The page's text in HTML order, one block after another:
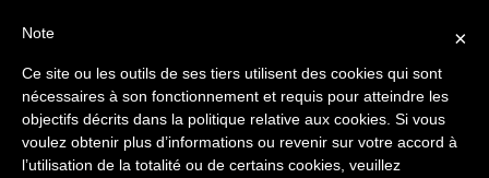
DÉCOUVREZ NOSSERVICES
×
Note
Ce site ou les outils de ses tiers utilisent des cookies qui sont
nécessaires à son fonctionnement et requis pour atteindre les
objectifs décrits dans la politique relative aux cookies. Si vous
voulez obtenir plus d’informations ou revenir sur votre accord à
l’utilisation de la totalité ou de certains cookies, veuillez